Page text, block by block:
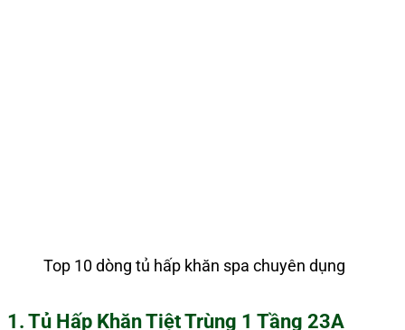
Top 10 dòng tủ hấp khăn spa chuyên dụng
1. Tủ Hấp Khăn Tiệt Trùng 1 Tầng 23A